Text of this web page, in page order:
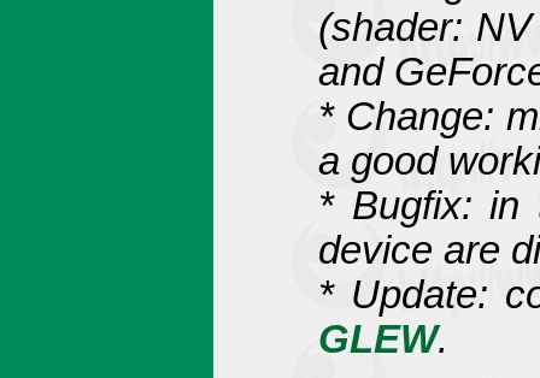
(shader:
and
* Change:
a good
* Bugfix: in
device are
* Update:
GLEW.